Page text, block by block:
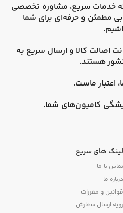
خدمات سریع، مشاوره تخصصی
مطمئن و حرفه‌ای برای شما
اصالت کالا و ارسال سریع به
هستند.
اعتبار ماست.
کامیون‌های شما.
لینک های سریع
تماس با ما
درباره ما
قوانین و مقررات
رویه ارسال سفارش